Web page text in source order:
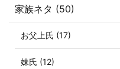
家族ネタ (50)
お父上氏 (17)
妹氏 (12)